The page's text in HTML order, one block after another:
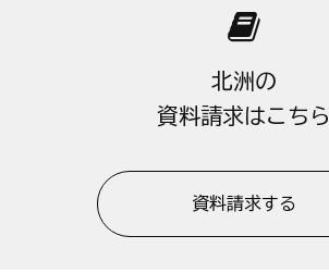
北洲の
資料請求はこちら
資料請求する